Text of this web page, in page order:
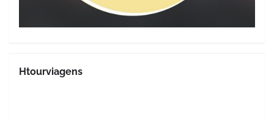
Htourviagens